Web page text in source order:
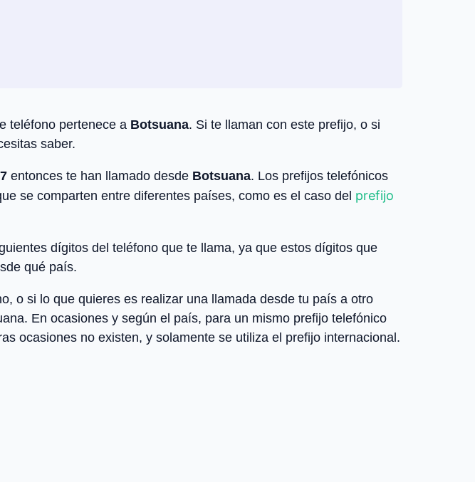
teléfono pertenece a Botsuana. Si te llaman con este prefijo, o si
saber.
entonces te han llamado desde Botsuana. Los prefijos telefónicos
se comparten entre diferentes países, como es el caso del prefijo
dígitos del teléfono que te llama, ya que estos dígitos que
qué país.
o si lo que quieres es realizar una llamada desde tu país a otro
. En ocasiones y según el país, para un mismo prefijo telefónico
ocasiones no existen, y solamente se utiliza el prefijo internacional.